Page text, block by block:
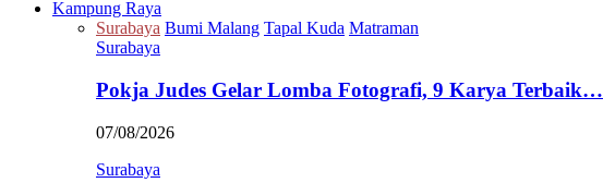
Kampung Raya
Surabaya Bumi Malang Tapal Kuda Matraman
Surabaya
Pokja Judes Gelar Lomba Fotografi, 9 Karya Terbaik…
07/08/2026
Surabaya